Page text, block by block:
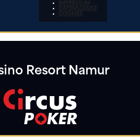
IMPRESSUM
DATENSCHUTZ
COOKIES
Resort Namur